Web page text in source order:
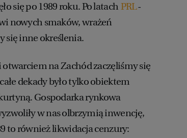
się po 1989 roku. Po latach PRL-
nowych smaków, wrażeń
się inne określenia.
na Zachód zaczęliśmy się
dekady było tylko obiektem
Gospodarka rynkowa
w nas olbrzymią inwencję,
to również likwidacja cenzury: